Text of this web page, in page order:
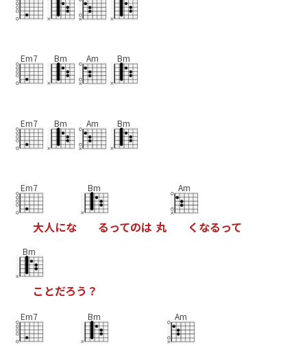
Em7 Bm Am Bm
Em7 Bm Am Bm
Em7
大人にな
Bm
るってのは 丸
Am
く なるって
Bm
こ とだろう ？
Em7 Bm Am